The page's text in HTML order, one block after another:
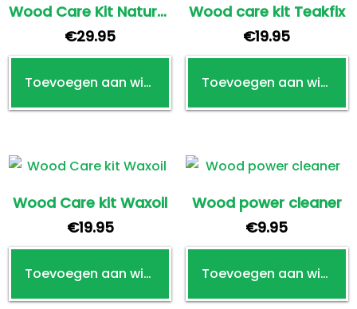
Wood Care Kit Natural Wood Sealer
€29.95
Toevoegen aan winkelwagen
Wood care kit Teakfix
€19.95
Toevoegen aan winkelwagen
Wood Care kit Waxoil
€19.95
Toevoegen aan winkelwagen
Wood power cleaner
€9.95
Toevoegen aan winkelwagen